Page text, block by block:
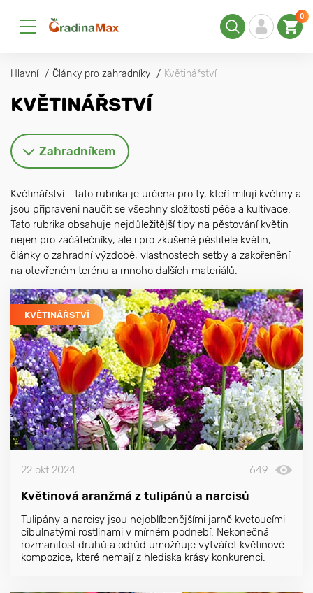
0
Hlavní Články pro zahradníky Květinářství
KVĚTINÁŘSTVÍ
Zahradníkem
Květinářství - tato rubrika je určena pro ty, kteří milují květiny a
jsou připraveni naučit se všechny složitosti péče a kultivace.
Tato rubrika obsahuje nejdůležitější tipy na pěstování květin
nejen pro začátečníky, ale i pro zkušené pěstitele květin,
články o zahradní výzdobě, vlastnostech setby a zakořenění
na otevřeném terénu a mnoho dalších materiálů.
KVĚTINÁŘSTVÍ
22 okt 2024 649
Květinová aranžmá z tulipánů a narcisů
Tulipány a narcisy jsou nejoblíbenějšími jarně kvetoucími
cibulnatými rostlinami v mírném podnebí. Nekonečná
rozmanitost druhů a odrůd umožňuje vytvářet květinové
kompozice, které nemají z hlediska krásy konkurenci.